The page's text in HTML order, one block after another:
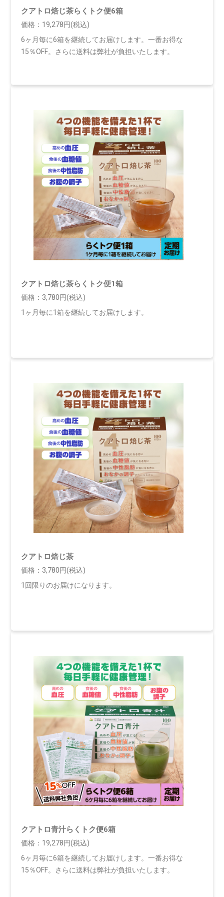
クアトロ焙じ茶らくトク便6箱
価格：19,278円(税込)
6ヶ月毎に6箱を継続してお届けします。一番お得な
15％OFF。さらに送料は弊社が負担いたします。
クアトロ焙じ茶らくトク便1箱
価格：3,780円(税込)
1ヶ月毎に1箱を継続してお届けします。
クアトロ焙じ茶
価格：3,780円(税込)
1回限りのお届けになります。
クアトロ青汁らくトク便6箱
価格：19,278円(税込)
6ヶ月毎に6箱を継続してお届けします。一番お得な
15％OFF。さらに送料は弊社が負担いたします。